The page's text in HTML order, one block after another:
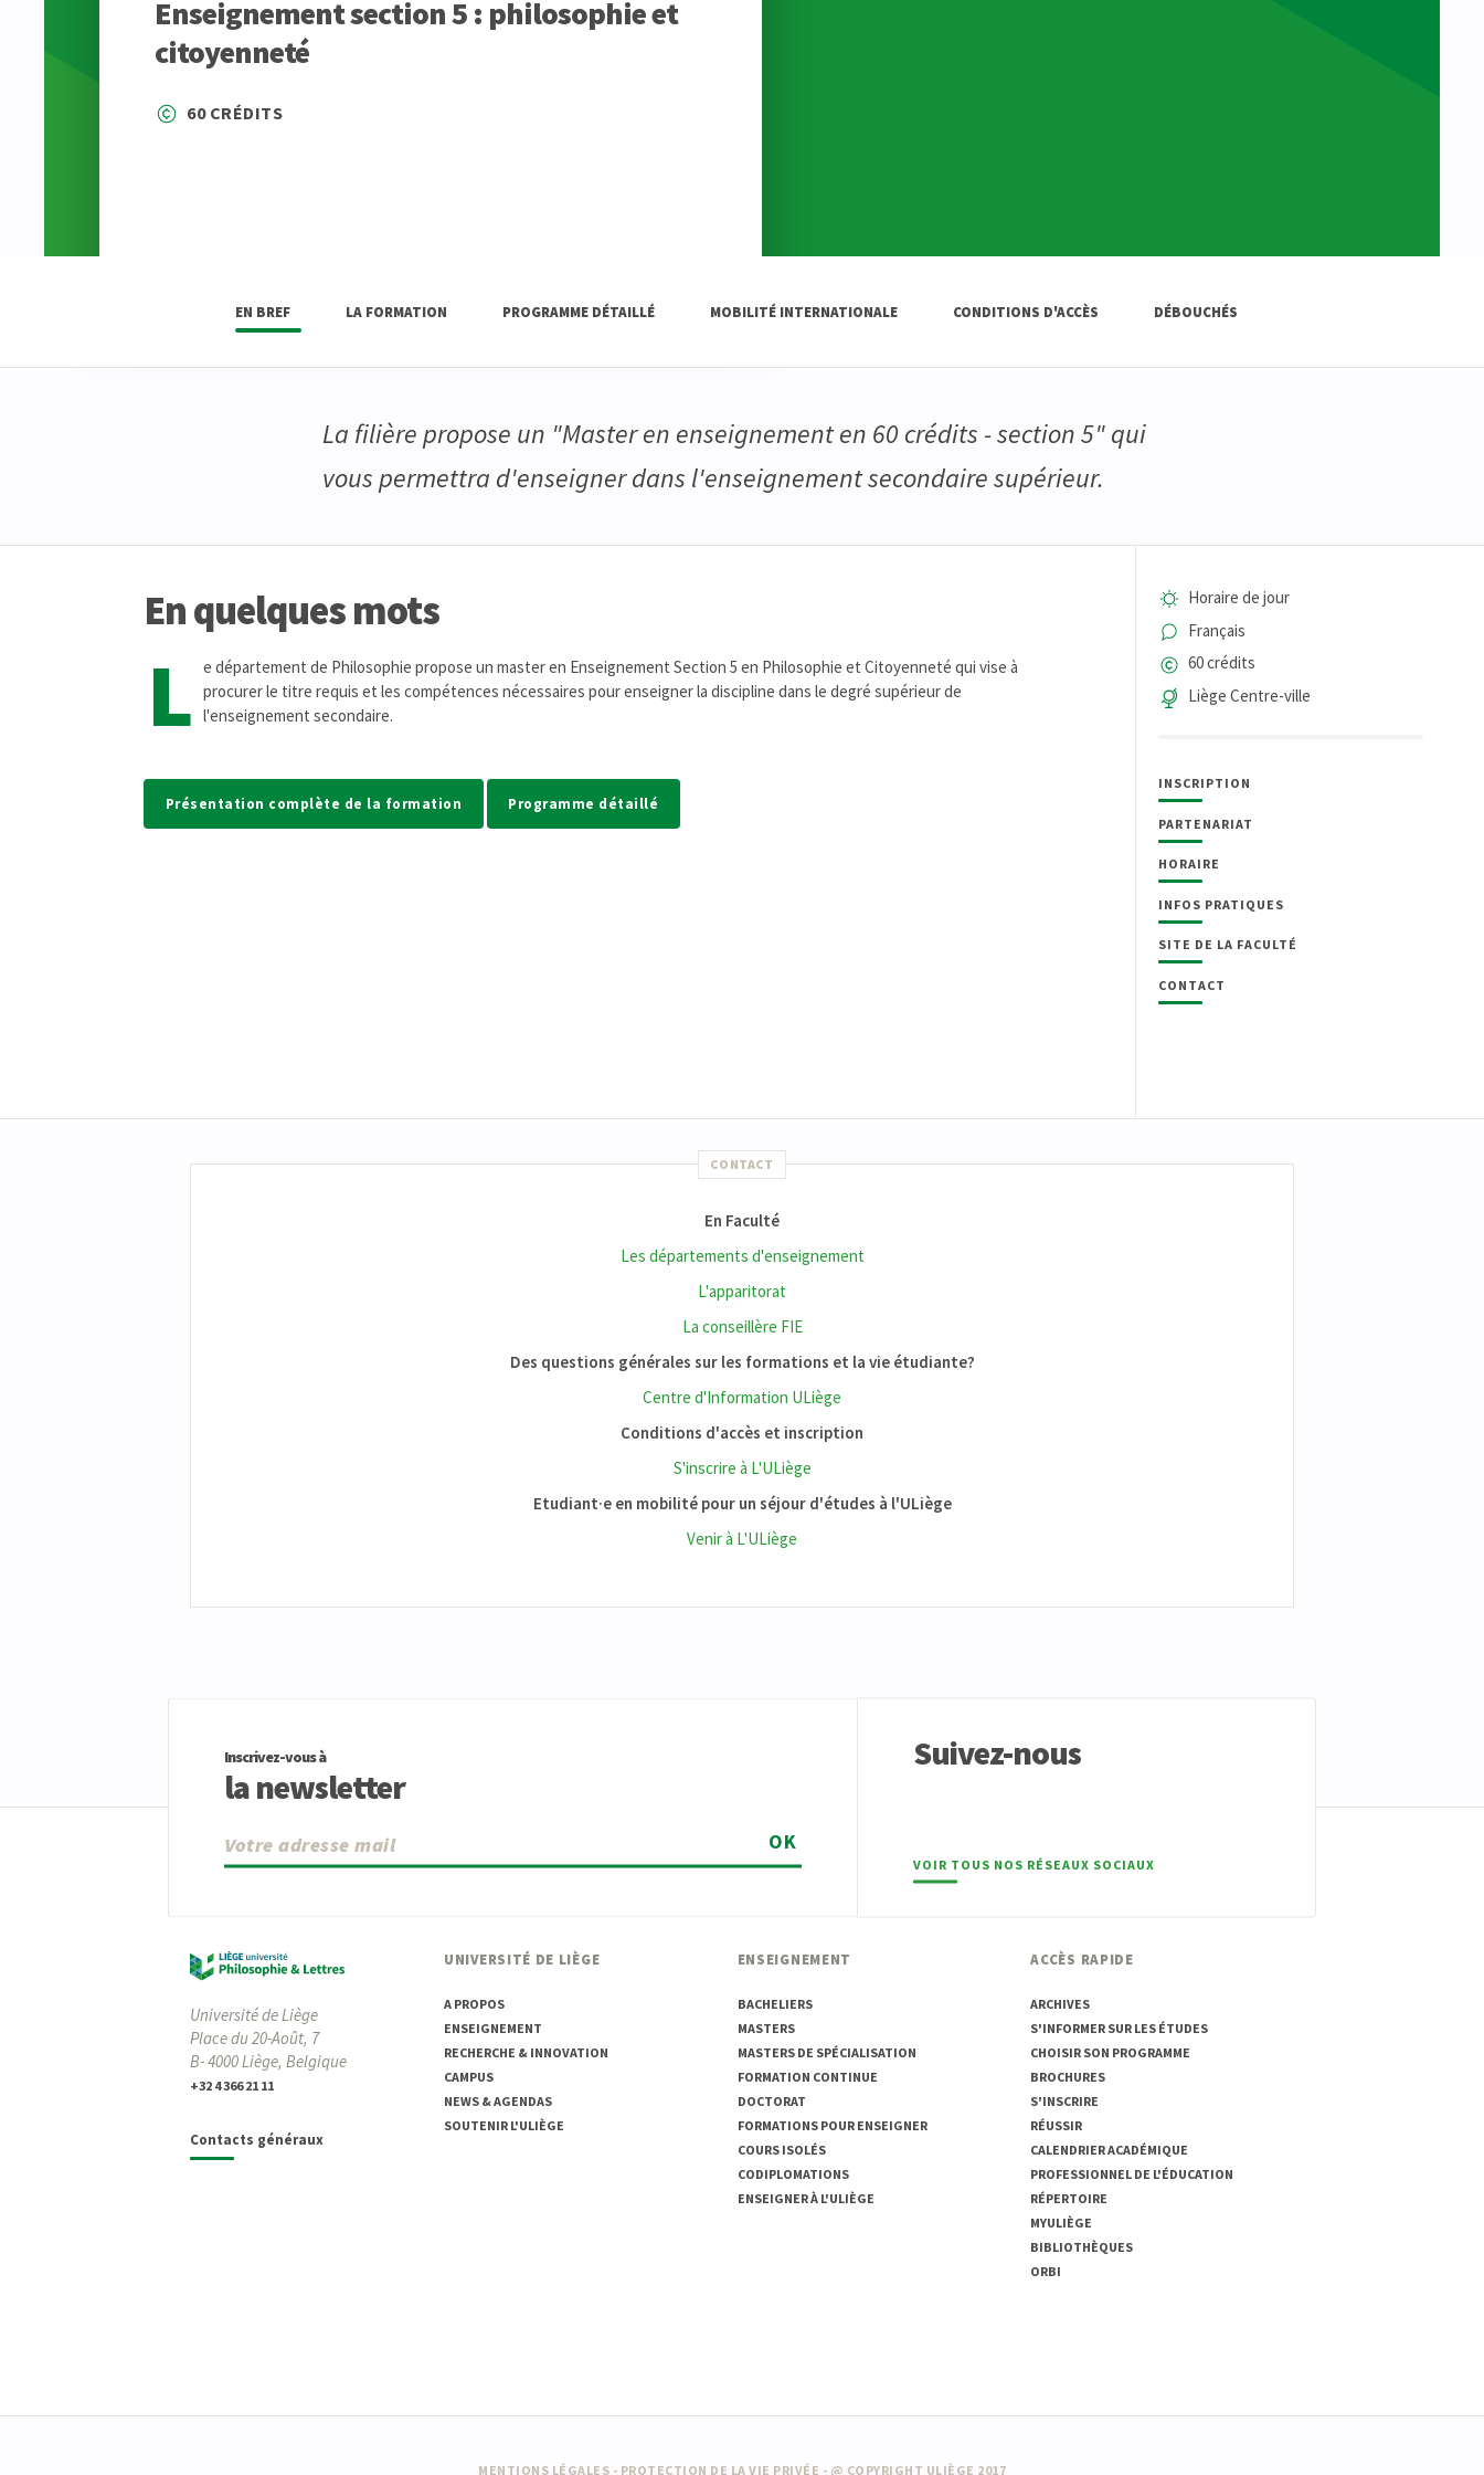
Enseignement section 5 : philosophie et
citoyenneté
60 CRÉDITS
EN BREF LA FORMATION PROGRAMME DÉTAILLÉ MOBILITÉ INTERNATIONALE CONDITIONS D'ACCÈS DÉBOUCHÉS
La filière propose un "Master en enseignement en 60 crédits - section 5" qui
vous permettra d'enseigner dans l'enseignement secondaire supérieur.
En quelques mots
L e département de Philosophie propose un master en Enseignement Section 5 en Philosophie et Citoyenneté qui vise à
procurer le titre requis et les compétences nécessaires pour enseigner la discipline dans le degré supérieur de
l'enseignement secondaire.
Présentation complète de la formation Programme détaillé
Horaire de jour
Français
60 crédits
Liège Centre-ville
INSCRIPTION
PARTENARIAT
HORAIRE
INFOS PRATIQUES
SITE DE LA FACULTÉ
CONTACT
CONTACT
En Faculté
Les départements d'enseignement
L'apparitorat
La conseillère FIE
Des questions générales sur les formations et la vie étudiante?
Centre d'Information ULiège
Conditions d'accès et inscription
S'inscrire à L'ULiège
Etudiant·e en mobilité pour un séjour d'études à l'ULiège
Venir à L'ULiège
Inscrivez-vous à
la newsletter
OK
Suivez-nous
VOIR TOUS NOS RÉSEAUX SOCIAUX
Université de Liège
Place du 20-Août, 7
B- 4000 Liège, Belgique
+32 4 366 21 11
Contacts généraux
UNIVERSITÉ DE LIÈGE
A PROPOS
ENSEIGNEMENT
RECHERCHE & INNOVATION
CAMPUS
NEWS & AGENDAS
SOUTENIR L'ULIÈGE
ENSEIGNEMENT
BACHELIERS
MASTERS
MASTERS DE SPÉCIALISATION
FORMATION CONTINUE
DOCTORAT
FORMATIONS POUR ENSEIGNER
COURS ISOLÉS
CODIPLOMATIONS
ENSEIGNER À L'ULIÈGE
ACCÈS RAPIDE
ARCHIVES
S'INFORMER SUR LES ÉTUDES
CHOISIR SON PROGRAMME
BROCHURES
S'INSCRIRE
RÉUSSIR
CALENDRIER ACADÉMIQUE
PROFESSIONNEL DE L'ÉDUCATION
RÉPERTOIRE
MYULIÈGE
BIBLIOTHÈQUES
ORBI
MENTIONS LÉGALES - PROTECTION DE LA VIE PRIVÉE - @ COPYRIGHT ULIÈGE 2017